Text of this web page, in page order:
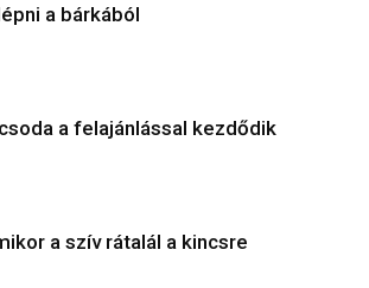
a bárkából
a felajánlással kezdődik
a szív rátalál a kincsre